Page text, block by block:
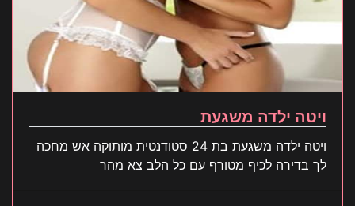
ויטה ילדה משגעת
ויטה ילדה משגעת בת 24 סטודנטית מותוקה אש מחכה
לך בדירה לכיף מטורף עם כל הלב צא מהר